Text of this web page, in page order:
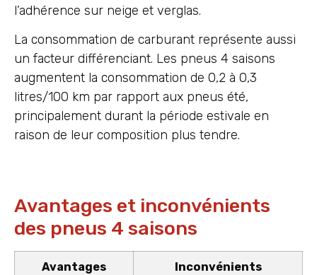
l’adhérence sur neige et verglas.
La consommation de carburant représente aussi
un facteur différenciant. Les pneus 4 saisons
augmentent la consommation de 0,2 à 0,3
litres/100 km par rapport aux pneus été,
principalement durant la période estivale en
raison de leur composition plus tendre.
Avantages et inconvénients
des pneus 4 saisons
Avantages Inconvénients